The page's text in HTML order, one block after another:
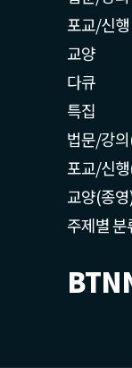
포교/신행
교양
다큐
특집
법문/강
포교/신
교양(종
주제별 분